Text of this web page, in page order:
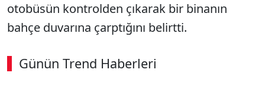
otobüsün kontrolden çıkarak bir binanın
bahçe duvarına çarptığını belirtti.
Günün Trend Haberleri